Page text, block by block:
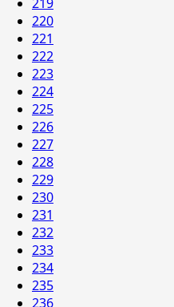
220
221
222
223
224
225
226
227
228
229
230
231
232
233
234
235
236